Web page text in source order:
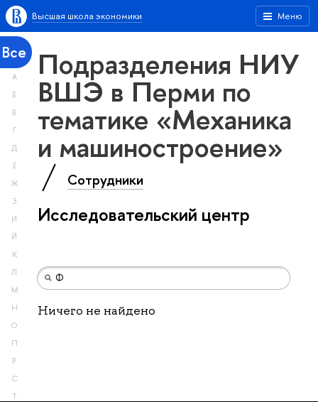
Меню
Высшая школа экономики
Все
А
Б
В
Г
Д
Е
Ж
З
И
Й
К
Л
М
Н
О
П
Р
С
Т
Подразделения НИУ
ВШЭ в Перми по
тематике «Механика
и машиностроение»
Сотрудники
Исследовательский центр
Ничего не найдено